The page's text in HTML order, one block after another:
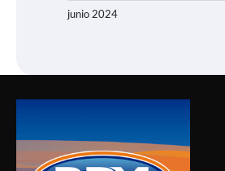
junio 2024